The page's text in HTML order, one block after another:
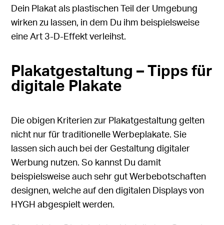
Dein Plakat als plastischen Teil der Umgebung
wirken zu lassen, in dem Du ihm beispielsweise
eine Art 3-D-Effekt verleihst.
Plakatgestaltung – Tipps für
digitale Plakate
Die obigen Kriterien zur Plakatgestaltung gelten
nicht nur für traditionelle Werbeplakate. Sie
lassen sich auch bei der Gestaltung digitaler
Werbung nutzen. So kannst Du damit
beispielsweise auch sehr gut Werbebotschaften
designen, welche auf den digitalen Displays von
HYGH abgespielt werden.